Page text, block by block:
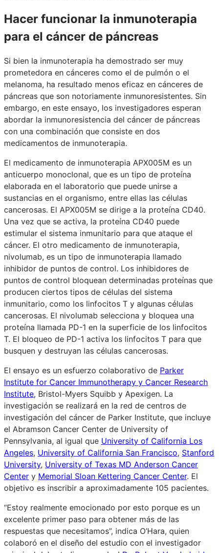
Hacer funcionar la inmunoterapia
para el cáncer de páncreas
Si bien la inmunoterapia ha demostrado ser muy
prometedora en cánceres como el de pulmón o el
melanoma, ha resultado menos eficaz en cánceres de
páncreas que son notoriamente inmunoresistentes. Sin
embargo, en este ensayo, los investigadores esperan
abordar la inmunoresistencia del cáncer de páncreas
con una combinación que consiste en dos
medicamentos de inmunoterapia.
El medicamento de inmunoterapia APX005M es un
anticuerpo monoclonal, que es un tipo de proteína
elaborada en el laboratorio que puede unirse a
sustancias en el organismo, entre ellas las células
cancerosas. El APX005M se dirige a la proteína CD40.
Una vez que se activa, la proteína CD40 puede
estimular el sistema inmunitario para que ataque el
cáncer. El otro medicamento de inmunoterapia,
nivolumab, es un tipo de inmunoterapia llamado
inhibidor de puntos de control. Los inhibidores de
puntos de control bloquean determinadas proteínas que
producen ciertos tipos de células del sistema
inmunitario, como los linfocitos T y algunas células
cancerosas. El nivolumab selecciona y bloquea una
proteína llamada PD-1 en la superficie de los linfocitos
T. El bloqueo de PD-1 activa los linfocitos T para que
busquen y destruyan las células cancerosas.
El ensayo es un esfuerzo colaborativo de Parker
Institute for Cancer Immunotherapy y Cancer Research
Institute, Bristol-Myers Squibb y Apexigen. La
investigación se realizará en la red de centros de
investigación del cáncer de Parker Institute, que incluye
el Abramson Cancer Center de University of
Pennsylvania, al igual que University of California Los
Angeles, University of California San Francisco, Stanford
University, University of Texas MD Anderson Cancer
Center y Memorial Sloan Kettering Cancer Center. El
objetivo es inscribir a aproximadamente 105 pacientes.
“Estoy realmente emocionado por esto porque es un
excelente primer paso para obtener más de las
respuestas que necesitamos”, indica O’Hara, quien
colaboró en el diseño del estudio con el investigador